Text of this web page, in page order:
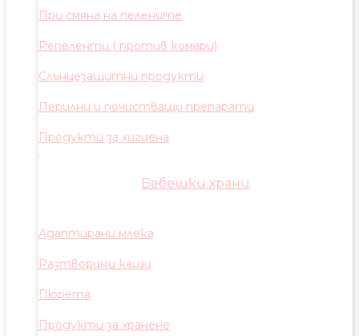
При смяна на пелените
Репеленти ( против комари)
Слънцезащитни продукти
Перилни и почистващи препарати
Продукти за хигиена
Бебешки храни
Адаптирани млека
Разтворими каши
Пюрета
Продукти за хранене